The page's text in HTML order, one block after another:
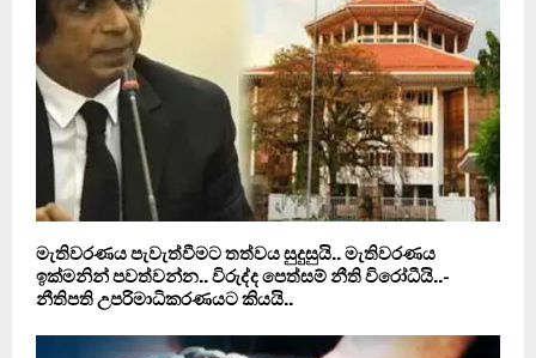
මැතිවරණය පැවැත්වීමට තත්වය සුදුසුයි.. මැතිවරණය
ඉක්මනින් පවත්වන්න.. විරුද්ද පෙත්සම් නීති විරෝධීයි..-
නීතිපති උපරිමාධිකරණයට කියයි..